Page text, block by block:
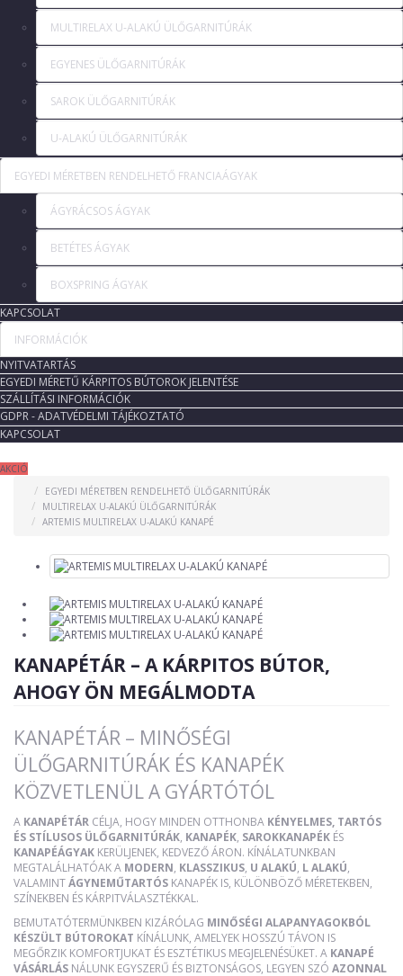
MULTIRELAX U-ALAKÚ ÜLŐGARNITÚRÁK
EGYENES ÜLŐGARNITÚRÁK
SAROK ÜLŐGARNITÚRÁK
U-ALAKÚ ÜLŐGARNITÚRÁK
EGYEDI MÉRETBEN RENDELHETŐ FRANCIAÁGYAK
ÁGYRÁCSOS ÁGYAK
BETÉTES ÁGYAK
BOXSPRING ÁGYAK
KAPCSOLAT
INFORMÁCIÓK
NYITVATARTÁS
EGYEDI MÉRETŰ KÁRPITOS BÚTOROK JELENTÉSE
SZÁLLÍTÁSI INFORMÁCIÓK
GDPR - ADATVÉDELMI TÁJÉKOZTATÓ
KAPCSOLAT
AKCIÓ
EGYEDI MÉRETBEN RENDELHETŐ ÜLŐGARNITÚRÁK
MULTIRELAX U-ALAKÚ ÜLŐGARNITÚRÁK
ARTEMIS MULTIRELAX U-ALAKÚ KANAPÉ
KANAPÉTÁR – A KÁRPITOS BÚTOR,
AHOGY ÖN MEGÁLMODTA
KANAPÉTÁR – MINŐSÉGI
ÜLŐGARNITÚRÁK ÉS KANAPÉK
KÖZVETLENÜL A GYÁRTÓTÓL
A KANAPÉTÁR CÉLJA, HOGY MINDEN OTTHONBA KÉNYELMES, TARTÓS
ÉS STÍLUSOS ÜLŐGARNITÚRÁK, KANAPÉK, SAROKKANAPÉK ÉS
KANAPÉÁGYAK KERÜLJENEK, KEDVEZŐ ÁRON. KÍNÁLATUNKBAN
MEGTALÁLHATÓAK A MODERN, KLASSZIKUS, U ALAKÚ, L ALAKÚ,
VALAMINTÁGYNEMŰTARTÓS KANAPÉK IS, KÜLÖNBÖZŐ MÉRETEKBEN,
SZÍNEKBEN ÉS KÁRPITVÁLASZTÉKKAL.
BEMUTATÓTERMÜNKBEN KIZÁRÓLAG MINŐSÉGI ALAPANYAGOKBÓL
KÉSZÜLT BÚTOROKAT KÍNÁLUNK, AMELYEK HOSSZÚ TÁVON IS
MEGŐRZIK KOMFORTJUKAT ÉS ESZTÉTIKUS MEGJELENÉSÜKET. A KANAPÉ
VÁSÁRLÁS NÁLUNK EGYSZERŰ ÉS BIZTONSÁGOS, LEGYEN SZÓ AZONNAL